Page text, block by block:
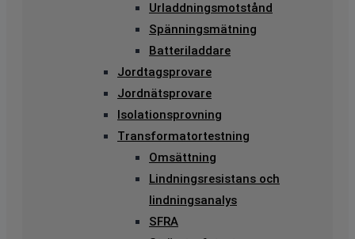
Urladdningsmotstånd
Spänningsmätning
Batteriladdare
Jordtagsprovare
Jordnätsprovare
Isolationsprovning
Transformatortestning
Omsättning
Lindningsresistans och
lindningsanalys
SFRA